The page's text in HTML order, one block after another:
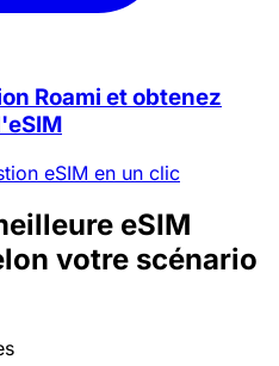
Roami et obtenez
eSIM en un clic
eSIM
votre scénario